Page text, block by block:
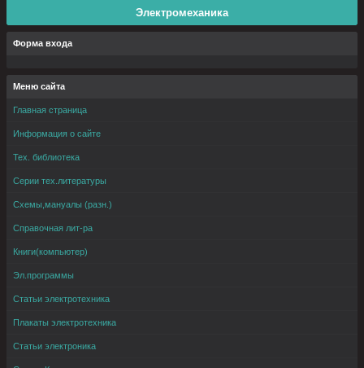
Электромеханика
Форма входа
Меню сайта
Главная страница
Информация о сайте
Тех. библиотека
Серии тех.литературы
Схемы,мануалы (разн.)
Справочная лит-ра
Книги(компьютер)
Эл.программы
Статьи электротехника
Плакаты электротехника
Статьи электроника